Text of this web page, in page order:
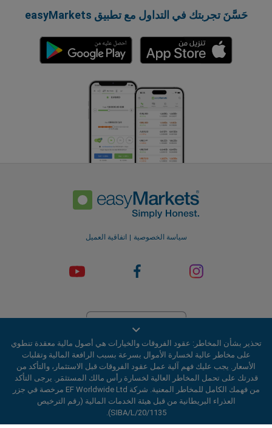
حَسَّنَ تجربتك في التداول مع تطبيق easyMarkets
سياسة الخصوصية اتفاقية العميل
شركة EF Worldwide Ltd مرخصة في جزر العذراء البريطانية من قبل هيئة
الخدمات المالية (رقم الترخيص SIBA/L/20/1135). easyMarkets EF
Worldwide Ltd ، هو اسم تجاري لشركة 2031075 رقم التسجيل يُدار هذا
الموقع الإلكتروني بواسطة EF Worldwide Limited (جزء من مجموعة Blue
Capital Markets) . هذا الموقع غير مُوجّه للمقيمين في اليابان والهند
تحذير بشأن المخاطر: عقود الفروقات والخيارات هي أصول مالية معقدة تنطوي
على مخاطر عالية لخسارة الأموال بسرعة بسبب الرافعة المالية وتقلبات
الأسعار. يجب عليك فهم آلية عمل عقود الفروقات قبل الاستثمار، والتأكد من
قدرتك على تحمل المخاطر العالية لخسارة رأس مالك المستثمَر. يرجى التأكد
من فهمك الكامل للمخاطر المعنية. شركة EF Worldwide Ltd مرخصة في جزر
العذراء البريطانية من قبل هيئة الخدمات المالية (رقم الترخيص
SIBA/L/20/1135).